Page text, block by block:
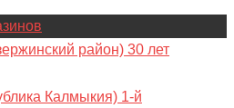
район) 30 лет
Калмыкия) 1-й